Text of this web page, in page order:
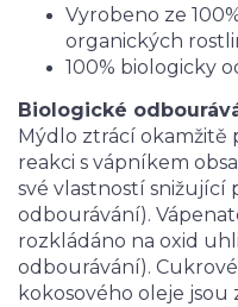
Vyrobeno ze
organických
100% biologicky
Biologické
Mýdlo ztrácí okamžitě
reakci s vápníkem
své vlastností
odbourávání).
rozkládáno na oxid
odbourávání).
kokosového oleje